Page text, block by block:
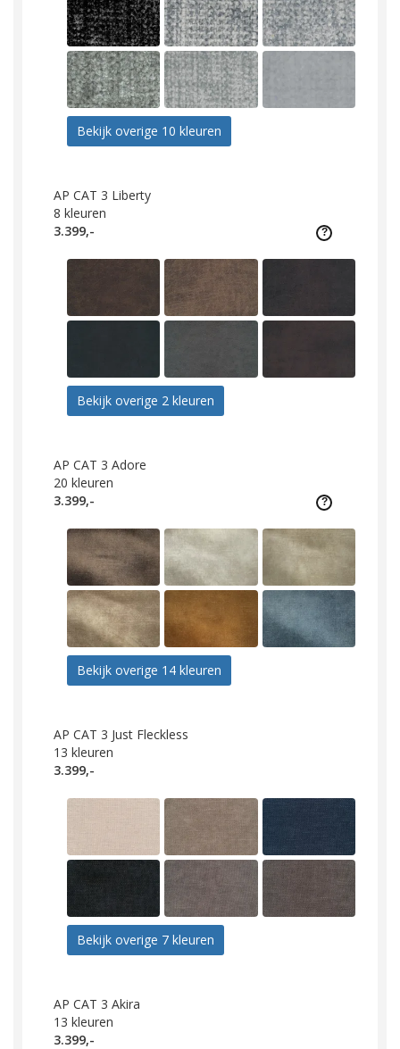
Bekijk overige 10 kleuren
AP CAT 3 Liberty
8 kleuren
3.399,-
Bekijk overige 2 kleuren
AP CAT 3 Adore
20 kleuren
3.399,-
Bekijk overige 14 kleuren
AP CAT 3 Just Fleckless
13 kleuren
3.399,-
Bekijk overige 7 kleuren
AP CAT 3 Akira
13 kleuren
3.399,-